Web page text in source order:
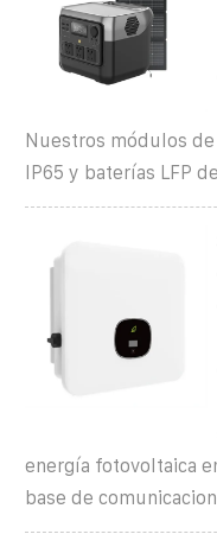
Nuestros módulos
IP65 y baterías LFP
energía fotovoltaica
base de